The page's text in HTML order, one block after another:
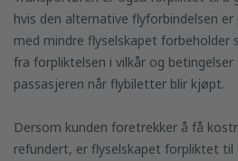
hvis den alternative flyforbindelsen
med mindre flyselskapet forbeholder
fra forpliktelsen i vilkår og
passasjeren når flybiletter blir kjøpt.
Dersom kunden foretrekker å få
refundert, er flyselskapet forpliktet